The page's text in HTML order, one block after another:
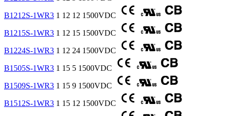
B1212S-1WR3 1 12 12 1500VDC
B1215S-1WR3 1 12 15 1500VDC
B1224S-1WR3 1 12 24 1500VDC
B1505S-1WR3 1 15 5 1500VDC
B1509S-1WR3 1 15 9 1500VDC
B1512S-1WR3 1 15 12 1500VDC